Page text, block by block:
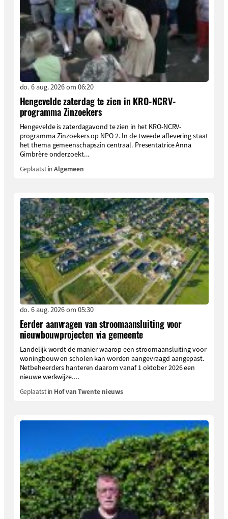
do. 6 aug. 2026 om 06:20
Hengevelde zaterdag te zien in KRO-NCRV-
programma Zinzoekers
Hengevelde is zaterdagavond te zien in het KRO-NCRV-
programma Zinzoekers op NPO 2. In de tweede aflevering staat
het thema gemeenschapszin centraal. Presentatrice Anna
Gimbrère onderzoekt...
Geplaatst inAlgemeen
do. 6 aug. 2026 om 05:30
Eerder aanvragen van stroomaansluiting voor
nieuwbouwprojecten via gemeente
Landelijk wordt de manier waarop een stroomaansluiting voor
woningbouw en scholen kan worden aangevraagd aangepast.
Netbeheerders hanteren daarom vanaf 1 oktober 2026 een
nieuwe werkwijze....
Geplaatst in Hof van Twente nieuws